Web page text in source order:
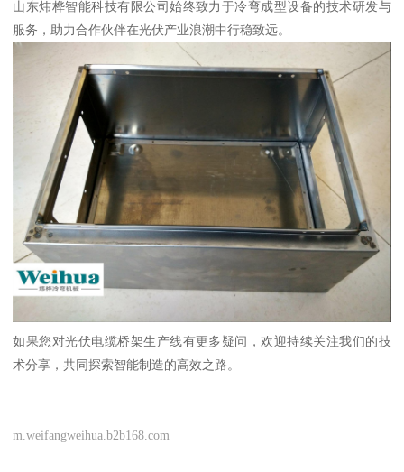
山东炜桦智能科技有限公司始终致力于冷弯成型设备的技术研发与
服务，助力合作伙伴在光伏产业浪潮中行稳致远。
如果您对光伏电缆桥架生产线有更多疑问，欢迎持续关注我们的技
术分享，共同探索智能制造的高效之路。
m.weifangweihua.b2b168.com